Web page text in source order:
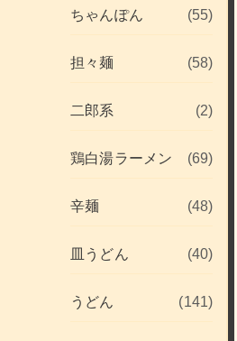
ちゃんぽん (55)
担々麺 (58)
二郎系 (2)
鶏白湯ラーメン (69)
辛麺 (48)
皿うどん (40)
うどん (141)